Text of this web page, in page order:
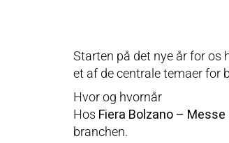
Starten på det nye år for os
et af de centrale temaer for
Hvor og hvornår
Hos Fiera Bolzano – Messe
branchen.